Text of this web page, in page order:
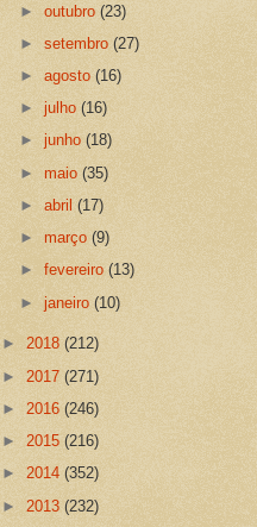
►outubro(23)
►setembro(27)
►agosto(16)
►julho(16)
►junho(18)
►maio(35)
►abril(17)
►março(9)
►fevereiro(13)
►janeiro(10)
► 2018 (212)
► 2017 (271)
► 2016 (246)
► 2015 (216)
► 2014 (352)
► 2013 (232)